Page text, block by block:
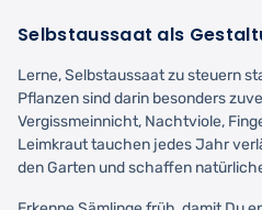
Selbstaussaat als
Lerne, Selbstaussaat zu steuern
Pflanzen sind darin besonders
Vergissmeinnicht, Nachtviole,
Leimkraut tauchen jedes Jahr
den Garten und schaffen